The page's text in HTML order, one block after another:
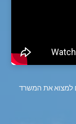
למצוא את המשרד